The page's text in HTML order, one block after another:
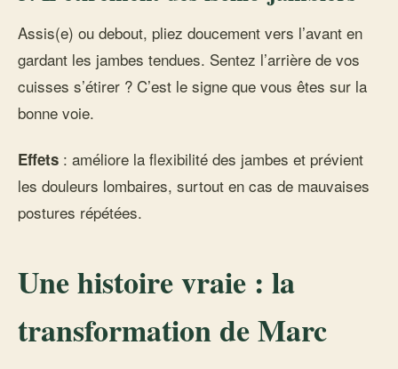
Assis(e) ou debout, pliez doucement vers l’avant en
gardant les jambes tendues. Sentez l’arrière de vos
cuisses s’étirer ? C’est le signe que vous êtes sur la
bonne voie.
Effets : améliore la flexibilité des jambes et prévient
les douleurs lombaires, surtout en cas de mauvaises
postures répétées.
Une histoire vraie : la
transformation de Marc